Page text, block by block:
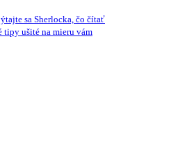
sa Sherlocka, čo čítať
tipy ušité na mieru vám